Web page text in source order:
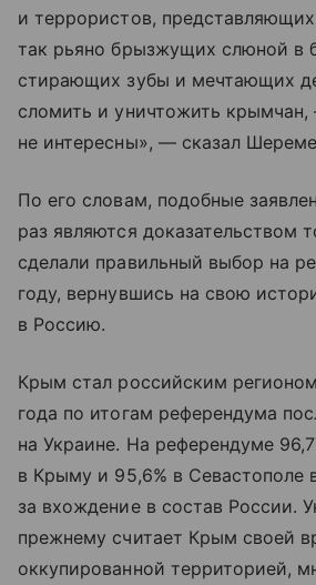
и террористов,
так рьяно брызжущих слюной в
стирающих зубы и мечтающих
сломить и уничтожить
не интересны», — сказал
По его словам, подобные
раз являются доказательством
сделали правильный выбор на
году, вернувшись на свою
в Россию.
Крым стал российским
года по итогам референдума
на Украине. На референдуме
в Крыму и 95,6% в Севастополе
за вхождение в состав России.
прежнему считает Крым своей
оккупированной территорией,